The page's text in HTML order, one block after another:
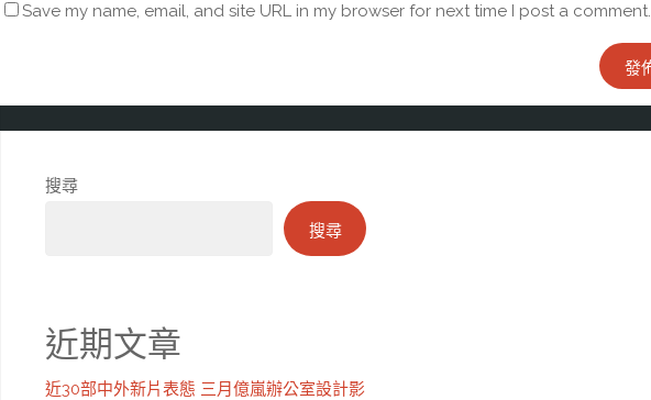
Save my name, email, and site URL in my browser for next time I post a comment.
搜尋
搜尋
近期文章
近30部中外新片表態 三月億嵐辦公室設計影